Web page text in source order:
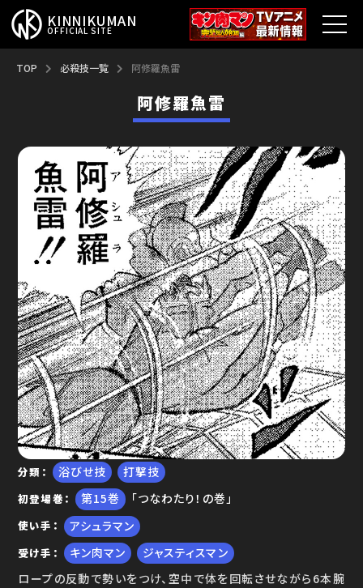
KINNIKUMAN
OFFICIAL SITE
TOP
最新情報
アニメ
コミックス
超人総選挙
新超人募集
ゆで問答
TOP 必殺技一覧 阿修羅魚雷
阿修羅魚雷
分類 浴びせ技 打撃技
初登場巻 15 「つなわたり！の巻」
使い手 アシュラマン
受け手 キン肉マン
ジャスティスマン
ロープの反動で勢いをつけ、空中で体を回転させながら6本腕